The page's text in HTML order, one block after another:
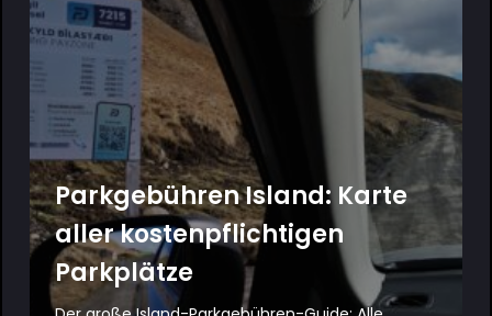
Parkgebühren Island: Karte
aller kostenpflichtigen
Parkplätze